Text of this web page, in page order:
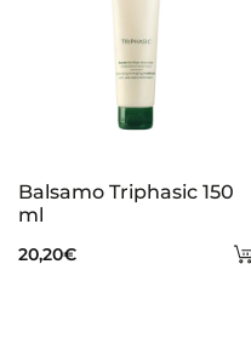
Balsamo Triphasic 150
ml
20,20€